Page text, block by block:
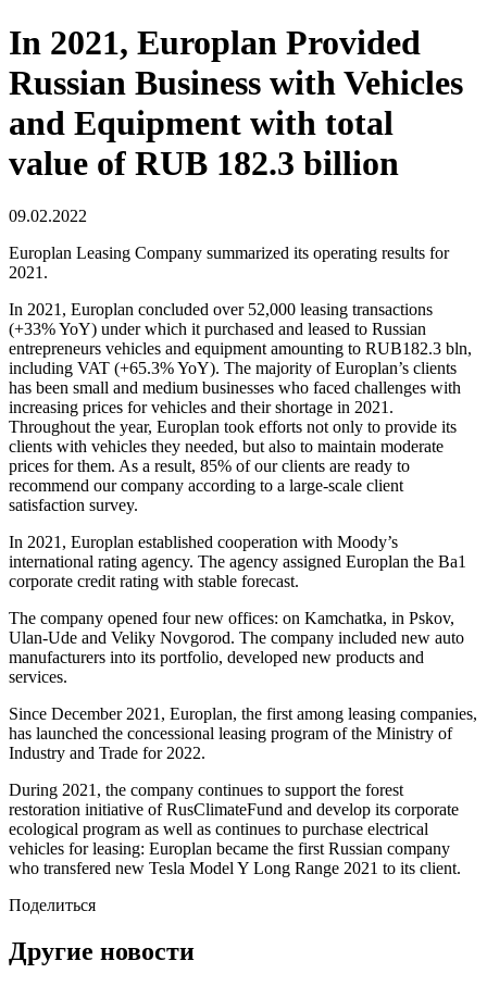
In 2021, Europlan Provided
Russian Business with Vehicles
and Equipment with total
value of RUB 182.3 billion
09.02.2022
Europlan Leasing Company summarized its operating results for
2021.
In 2021, Europlan concluded over 52,000 leasing transactions
(+33% YoY) under which it purchased and leased to Russian
entrepreneurs vehicles and equipment amounting to RUB182.3 bln,
including VAT (+65.3% YoY). The majority of Europlan’s clients
has been small and medium businesses who faced challenges with
increasing prices for vehicles and their shortage in 2021.
Throughout the year, Europlan took efforts not only to provide its
clients with vehicles they needed, but also to maintain moderate
prices for them. As a result, 85% of our clients are ready to
recommend our company according to a large-scale client
satisfaction survey.
In 2021, Europlan established cooperation with Moody’s
international rating agency. The agency assigned Europlan the Ba1
corporate credit rating with stable forecast.
The company opened four new offices: on Kamchatka, in Pskov,
Ulan-Ude and Veliky Novgorod. The company included new auto
manufacturers into its portfolio, developed new products and
services.
Since December 2021, Europlan, the first among leasing companies,
has launched the concessional leasing program of the Ministry of
Industry and Trade for 2022.
During 2021, the company continues to support the forest
restoration initiative of RusClimateFund and develop its corporate
ecological program as well as continues to purchase electrical
vehicles for leasing: Europlan became the first Russian company
who transfered new Tesla Model Y Long Range 2021 to its client.
Поделиться
Другие новости